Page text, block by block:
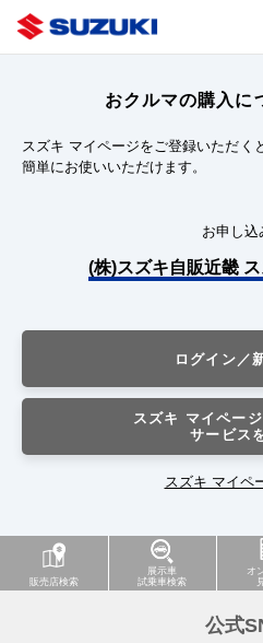
おクルマの購入に
スズキ マイページをご登録いただく
簡単にお使いいただけます。
お申し込
(株)スズキ自販近畿
ログイン／
スズキ マイペー
サービス
スズキ マイペ
販売店検索
展示車
試乗車検索
オ
公式